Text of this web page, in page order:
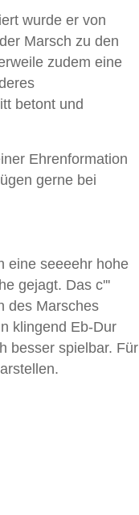
wurde er von
Marsch zu den
zudem eine
betont und
Ehrenformation
gerne bei
eine seeeehr hohe
gejagt. Das c'''
des Marsches
klingend Eb-Dur
besser spielbar. Für